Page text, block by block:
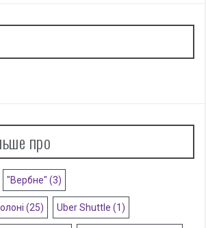
про
"Вербне" (3)
(25) Uber Shuttle (1)